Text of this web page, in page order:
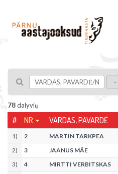
78dalyvių
# NR. VARDAS, PAVARDĖ
1) 2 MARTIN TARKPEA
2) 3 JAANUS MÄE
3) 4 MIRTTI VERBITSKAS